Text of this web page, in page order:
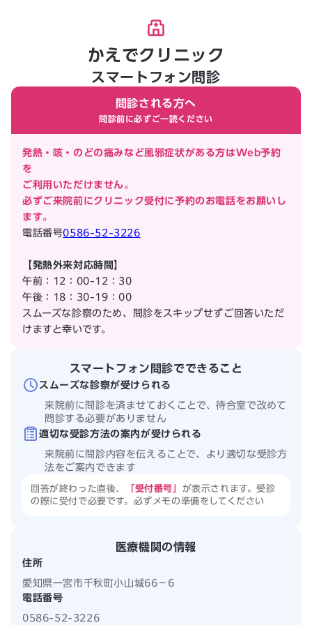
かえでクリニック
スマートフォン問診
問診される方へ
問診前に必ずご一読ください
発熱・咳・のどの痛みなど風邪症状がある方はWeb予約
を
ご利用いただけません。
必ずご来院前にクリニック受付に予約のお電話をお願いし
ます。
電話番号0586-52-3226
【発熱外来対応時間】
午前：12：00-12：30
午後：18：30-19：00
スムーズな診察のため、問診をスキップせずご回答いただ
けますと幸いです。
スマートフォン問診でできること
スムーズな診察が受けられる
来院前に問診を済ませておくことで、待合室で改めて
問診する必要がありません
適切な受診方法の案内が受けられる
来院前に問診内容を伝えることで、より適切な受診方
法をご案内できます
回答が終わった直後、 「受付番号」
が表示されます。受診
の際に受付で必要です。必ずメモの準備をしてください
医療機関の情報
住所
愛知県一宮市千秋町小山城66−6
電話番号
0586-52-3226